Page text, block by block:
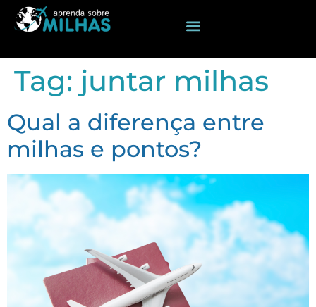
Tag: juntar milhas
Qual a diferença entre
milhas e pontos?